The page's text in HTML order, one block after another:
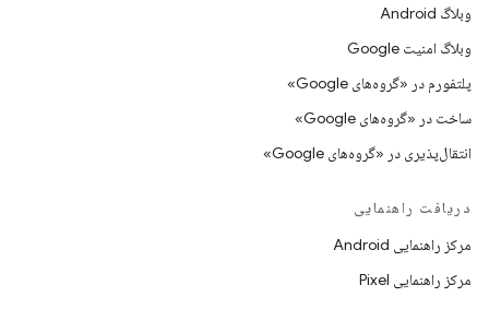
وبلاگ Android
وبلاگ امنیت Google
پلتفورم در «گروه‌های Google»
ساخت در «گروه‌های Google»
انتقال‌پذیری در «گروه‌های Google»
دریافت راهنمایی
مرکز راهنمایی Android
مرکز راهنمایی Pixel